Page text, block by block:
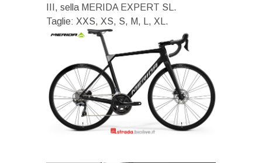
III, sella MERIDA EXPERT SL.
Taglie: XXS, XS, S, M, L, XL.